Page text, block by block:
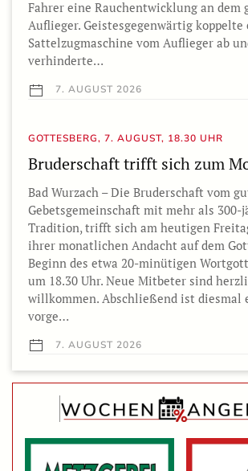
Fahrer eine Rauchentwicklung an dem
Auflieger. Geistesgegenwärtig koppelte
Sattelzugmaschine vom Auflieger ab
verhinderte…
7. AUGUST 2026
GOTTESBERG, 7. AUGUST, 18.30 UHR
Bruderschaft trifft sich zum
Bad Wurzach – Die Bruderschaft vom
Gebetsgemeinschaft mit mehr als 300-
Tradition, trifft sich am heutigen
ihrer monatlichen Andacht auf dem
Beginn des etwa 20-minütigen
um 18.30 Uhr. Neue Mitbeter sind
willkommen. Abschließend ist diesmal
vorge…
7. AUGUST 2026